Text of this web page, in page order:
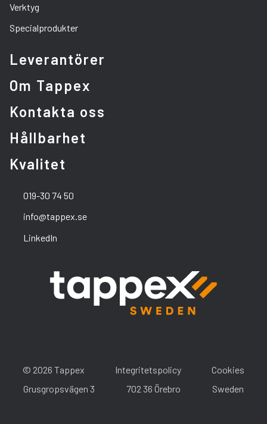
Verktyg
Specialprodukter
Leverantörer
Om Tappex
Kontakta oss
Hållbarhet
Kvalitet
019-30 74 50
info@tappex.se
LinkedIn
© 2026 Tappex Integritetspolicy
Cookies
Grusgropsvägen 3
702 36 Örebro Sweden